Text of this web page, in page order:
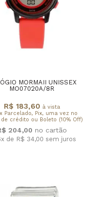
MORMAII UNISSEX
MO07020A/8R
R$ 183,60 à vista
Parcelado, Pix, uma vez no
crédito ou Boleto (10% Off)
204,00
de R$ 34,00 sem juros